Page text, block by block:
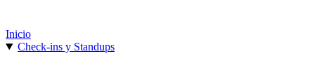
Inicio
Check-ins y Standups